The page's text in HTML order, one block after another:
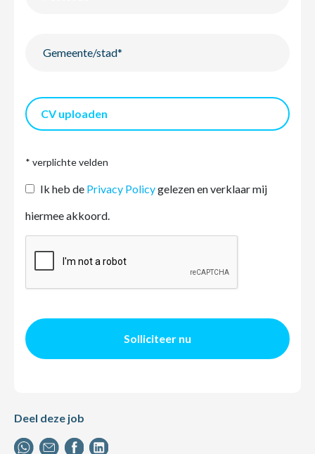
CV uploaden
* verplichte velden
Ik heb de Privacy Policygelezen en verklaar mij
hiermee akkoord.
Solliciteer nu
Deel deze job